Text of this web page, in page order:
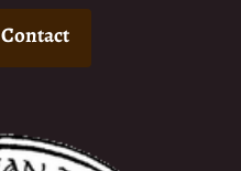
Contact